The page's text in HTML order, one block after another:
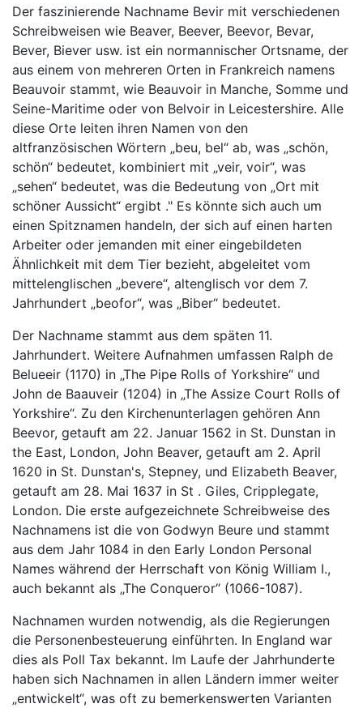
Der faszinierende Nachname Bevir mit verschiedenen
Schreibweisen wie Beaver, Beever, Beevor, Bevar,
Bever, Biever usw. ist ein normannischer Ortsname, der
aus einem von mehreren Orten in Frankreich namens
Beauvoir stammt, wie Beauvoir in Manche, Somme und
Seine-Maritime oder von Belvoir in Leicestershire. Alle
diese Orte leiten ihren Namen von den
altfranzösischen Wörtern „beu, bel“ ab, was „schön,
schön“ bedeutet, kombiniert mit „veir, voir“, was
„sehen“ bedeutet, was die Bedeutung von „Ort mit
schöner Aussicht“ ergibt ." Es könnte sich auch um
einen Spitznamen handeln, der sich auf einen harten
Arbeiter oder jemanden mit einer eingebildeten
Ähnlichkeit mit dem Tier bezieht, abgeleitet vom
mittelenglischen „bevere“, altenglisch vor dem 7.
Jahrhundert „beofor“, was „Biber“ bedeutet.
Der Nachname stammt aus dem späten 11.
Jahrhundert. Weitere Aufnahmen umfassen Ralph de
Belueeir (1170) in „The Pipe Rolls of Yorkshire“ und
John de Baauveir (1204) in „The Assize Court Rolls of
Yorkshire“. Zu den Kirchenunterlagen gehören Ann
Beevor, getauft am 22. Januar 1562 in St. Dunstan in
the East, London, John Beaver, getauft am 2. April
1620 in St. Dunstan's, Stepney, und Elizabeth Beaver,
getauft am 28. Mai 1637 in St . Giles, Cripplegate,
London. Die erste aufgezeichnete Schreibweise des
Nachnamens ist die von Godwyn Beure und stammt
aus dem Jahr 1084 in den Early London Personal
Names während der Herrschaft von König William I.,
auch bekannt als „The Conqueror“ (1066-1087).
Nachnamen wurden notwendig, als die Regierungen
die Personenbesteuerung einführten. In England war
dies als Poll Tax bekannt. Im Laufe der Jahrhunderte
haben sich Nachnamen in allen Ländern immer weiter
„entwickelt“, was oft zu bemerkenswerten Varianten